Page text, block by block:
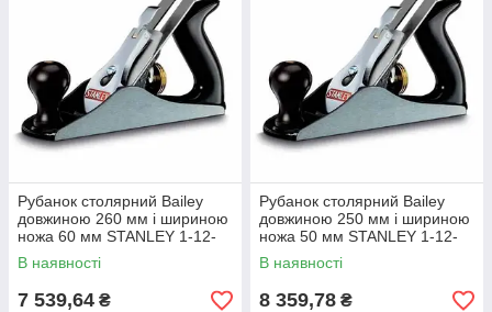
Рубанок столярний Bailey
довжиною 260 мм і шириною
ножа 60 мм STANLEY 1-12-
045
В наявності
7 539,64 ₴
Рубанок столярний Bailey
довжиною 250 мм і шириною
ножа 50 мм STANLEY 1-12-
004
В наявності
8 359,78 ₴